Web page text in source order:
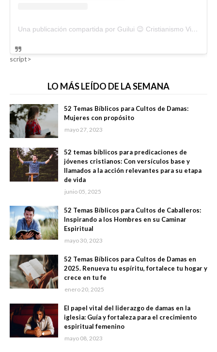
Una publicación compartida por Guilui 😉 Cristianismo Viral (@guiluiviral)
script>
LO MÁS LEÍDO DE LA SEMANA
52 Temas Bíblicos para Cultos de Damas:
Mujeres con propósito
mayo 27, 2023
52 temas bíblicos para predicaciones de
jóvenes cristianos: Con versículos base y
llamados a la acción relevantes para su etapa
de vida
junio 05, 2025
52 Temas Bíblicos para Cultos de Caballeros:
Inspirando a los Hombres en su Caminar
Espiritual
mayo 30, 2023
52 Temas Bíblicos para Cultos de Damas en
2025. Renueva tu espíritu, fortalece tu hogar y
crece en tu fe
enero 20, 2025
El papel vital del liderazgo de damas en la
iglesia: Guía y fortaleza para el crecimiento
espiritual femenino
mayo 08, 2023